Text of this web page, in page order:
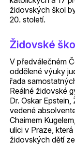
židovských škol
20. století.
Židovské
V předválečném
oddělené výuky
řada
Reálné židovské
Dr. Oskar
vedené
Chaimem
ulici v Praze,
židovských dětí